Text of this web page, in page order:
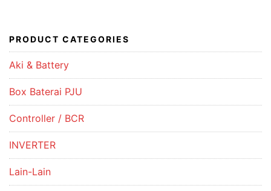
PRODUCT CATEGORIES
Aki & Battery
Box Baterai PJU
Controller / BCR
INVERTER
Lain-Lain